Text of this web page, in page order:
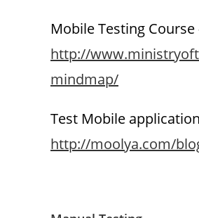
Mobile Testing
http://
mindmap/
Test Mobile
http://moolya.com/